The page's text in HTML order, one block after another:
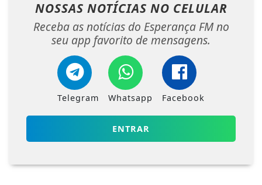
NOSSAS NOTÍCIAS NO CELULAR
Receba as notícias do Esperança FM no
seu app favorito de mensagens.
Telegram Whatsapp Facebook
ENTRAR